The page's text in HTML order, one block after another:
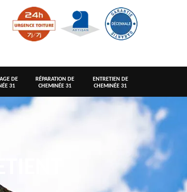
DE
31
RÉPARATION DE
CHEMINÉE 31
ENTRETIEN DE
CHEMINÉE 31